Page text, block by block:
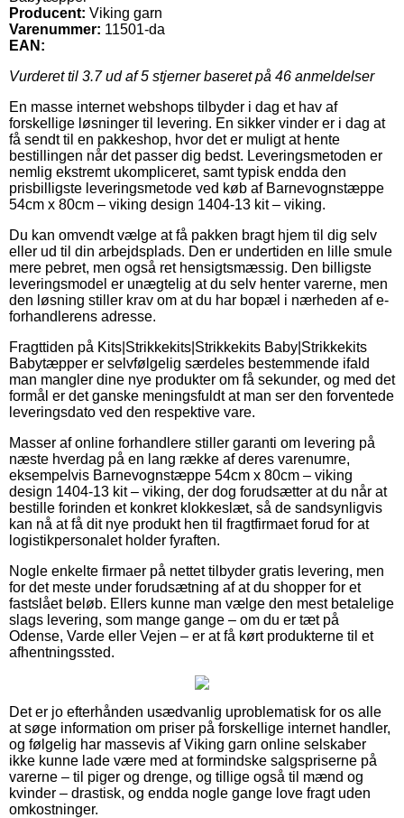
Producent: Viking garn
Varenummer: 11501-da
EAN:
Vurderet til 3.7ud af 5 stjerner baseret på 46 anmeldelser
En masse internet webshops tilbyder i dag et hav af
forskellige løsninger til levering. En sikker vinder er i dag at
få sendt til en pakkeshop, hvor det er muligt at hente
bestillingen når det passer dig bedst. Leveringsmetoden er
nemlig ekstremt ukompliceret, samt typisk endda den
prisbilligste leveringsmetode ved køb af Barnevognstæppe
54cm x 80cm – viking design 1404-13 kit – viking.
Du kan omvendt vælge at få pakken bragt hjem til dig selv
eller ud til din arbejdsplads. Den er undertiden en lille smule
mere pebret, men også ret hensigtsmæssig. Den billigste
leveringsmodel er unægtelig at du selv henter varerne, men
den løsning stiller krav om at du har bopæl i nærheden af e-
forhandlerens adresse.
Fragttiden på Kits|Strikkekits|Strikkekits Baby|Strikkekits
Babytæpper er selvfølgelig særdeles bestemmende ifald
man mangler dine nye produkter om få sekunder, og med det
formål er det ganske meningsfuldt at man ser den forventede
leveringsdato ved den respektive vare.
Masser af online forhandlere stiller garanti om levering på
næste hverdag på en lang række af deres varenumre,
eksempelvis Barnevognstæppe 54cm x 80cm – viking
design 1404-13 kit – viking, der dog forudsætter at du når at
bestille forinden et konkret klokkeslæt, så de sandsynligvis
kan nå at få dit nye produkt hen til fragtfirmaet forud for at
logistikpersonalet holder fyraften.
Nogle enkelte firmaer på nettet tilbyder gratis levering, men
for det meste under forudsætning af at du shopper for et
fastslået beløb. Ellers kunne man vælge den mest betalelige
slags levering, som mange gange – om du er tæt på
Odense, Varde eller Vejen – er at få kørt produkterne til et
afhentningssted.
Det er jo efterhånden usædvanlig uproblematisk for os alle
at søge information om priser på forskellige internet handler,
og følgelig har massevis af Viking garn online selskaber
ikke kunne lade være med at formindske salgspriserne på
varerne – til piger og drenge, og tillige også til mænd og
kvinder – drastisk, og endda nogle gange love fragt uden
omkostninger.